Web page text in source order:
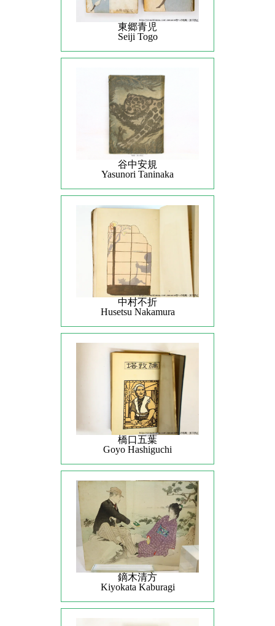
東郷青児
Seiji Togo
谷中安規
Yasunori Taninaka
中村不折
Husetsu Nakamura
橋口五葉
Goyo Hashiguchi
鏑木清方
Kiyokata Kaburagi